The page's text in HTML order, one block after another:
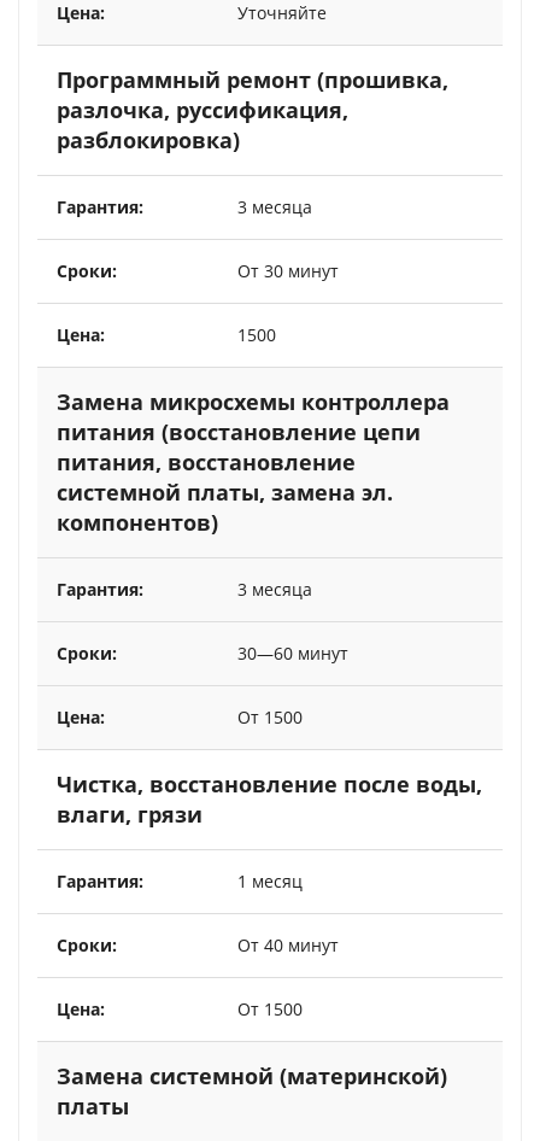
Уточняйте
Программный ремонт (прошивка,
разлочка, руссификация,
разблокировка)
3 месяца
От 30 минут
1500
Замена микросхемы контроллера
питания (восстановление цепи
питания, восстановление
системной платы, замена эл.
компонентов)
3 месяца
30—60 минут
От 1500
Чистка, восстановление после воды,
влаги, грязи
1 месяц
От 40 минут
От 1500
Замена системной (материнской)
платы